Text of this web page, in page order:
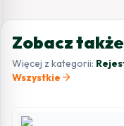
Zobacz także
Więcej z kategorii:
Wszystkie arrow_forward